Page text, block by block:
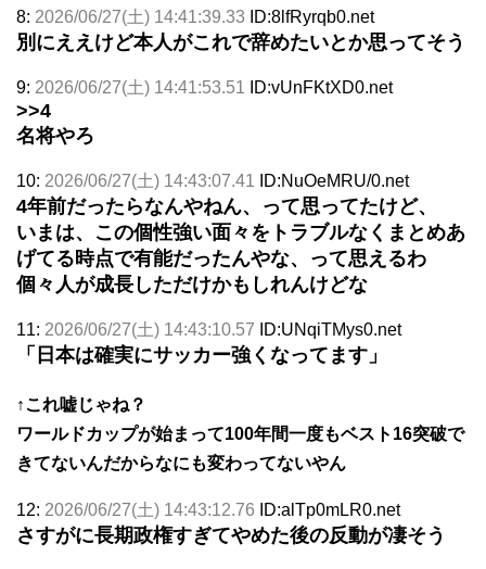
8: 2026/06/27(土) 14:41:39.33 ID:8lfRyrqb0.net
別にええけど本人がこれで辞めたいとか思ってそう
9: 2026/06/27(土) 14:41:53.51 ID:vUnFKtXD0.net
>>4
名将やろ
10: 2026/06/27(土) 14:43:07.41 ID:NuOeMRU/0.net
4年前だったらなんやねん、って思ってたけど、
いまは、この個性強い面々をトラブルなくまとめあ
げてる時点で有能だったんやな、って思えるわ
個々人が成長しただけかもしれんけどな
11: 2026/06/27(土) 14:43:10.57 ID:UNqiTMys0.net
「日本は確実にサッカー強くなってます」
↑これ嘘じゃね？
ワールドカップが始まって100年間一度もベスト16突破で
きてないんだからなにも変わってないやん
12: 2026/06/27(土) 14:43:12.76 ID:alTp0mLR0.net
さすがに長期政権すぎてやめた後の反動が凄そう